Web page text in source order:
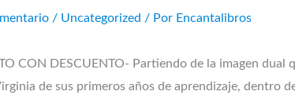
/ Uncategorized / Por Encantalibros
CON DESCUENTO- Partiendo de la imagen
de sus primeros años de aprendizaje, dentro